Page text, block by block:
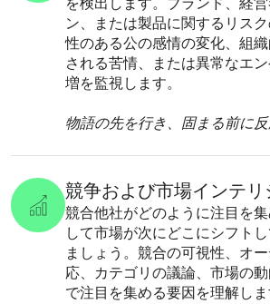
ン、または製品に関するリス
性のある公の感情の変化、組
される苦情、または異常なエ
増を監視します。
物語の先を行き、固まる前に反
競争および市場インテリ
競合他社がどのように注目を
して市場が次にどこにシフト
ましょう。競合の可視性、オ
応、カテゴリの議論、市場の
で注目を集める要因を理解しま